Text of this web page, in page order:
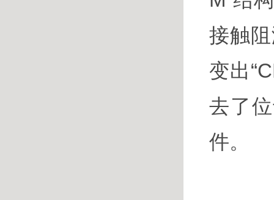
接触
变出
去了
件。